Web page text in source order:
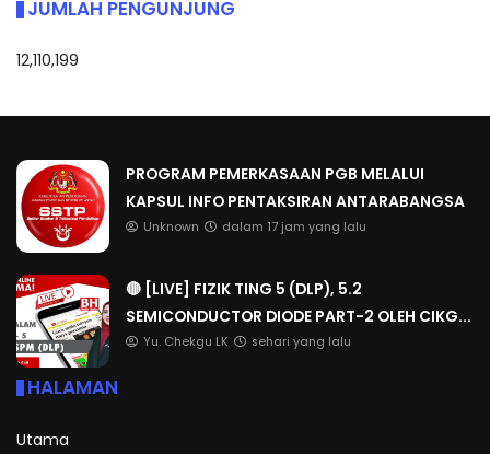
JUMLAH PENGUNJUNG
12,110,199
PROGRAM PEMERKASAAN PGB MELALUI
KAPSUL INFO PENTAKSIRAN ANTARABANGSA
Unknown dalam 17 jam yang lalu
🔴 [LIVE] FIZIK TING 5 (DLP), 5.2
SEMICONDUCTOR DIODE PART-2 OLEH CIKG...
Yu. Chekgu LK sehari yang lalu
HALAMAN
Utama